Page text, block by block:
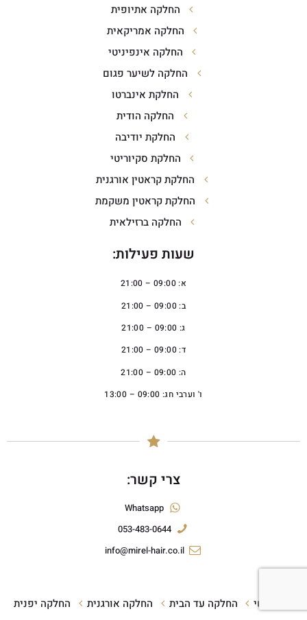
החלקה אתיופית
החלקה אמריקאית
החלקה אינפיניטי
החלקה לשיער פגום
החלקת אינברטו
החלקה הודית
החלקת יודיבה
החלקת סקיוריטי
החלקת קראטין אורגנית
החלקת קראטין משקמת
החלקה ברזילאית
שעות פעילות:
א: 09:00 – 21:00
ב: 09:00 – 21:00
ג: 09:00 – 21:00
ד: 09:00 – 21:00
ה: 09:00 – 21:00
ו' וערבי חג: 09:00 – 13:00
צרי קשר:
Whatsapp
053-483-0644
info@mirel-hair.co.il
ראשי החלקה עד הבית החלקה אורגנית החלקה יפנית